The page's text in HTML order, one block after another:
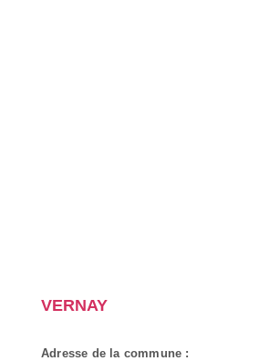
VERNAY
Adresse de la commune :